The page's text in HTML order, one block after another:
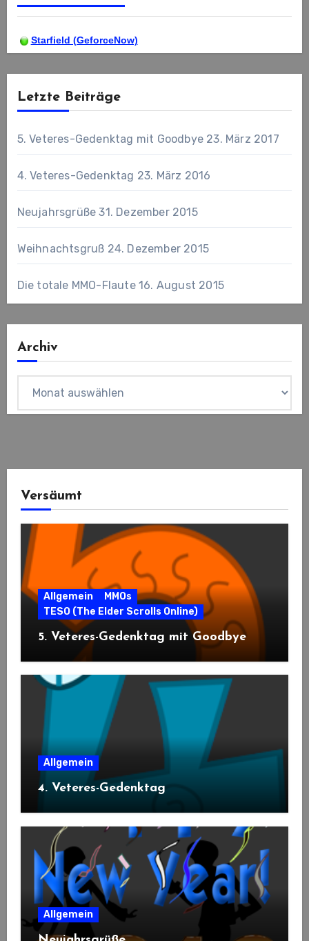
Starfield (GeforceNow)
Letzte Beiträge
5. Veteres-Gedenktag mit Goodbye 23. März 2017
4. Veteres-Gedenktag 23. März 2016
Neujahrsgrüße 31. Dezember 2015
Weihnachtsgruß 24. Dezember 2015
Die totale MMO-Flaute 16. August 2015
Archiv
Versäumt
Allgemein
MMOs
TESO (The Elder Scrolls Online)
5. Veteres-Gedenktag mit Goodbye
Allgemein
4. Veteres-Gedenktag
Allgemein